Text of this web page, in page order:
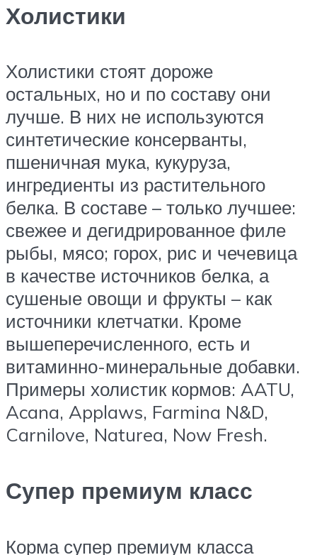
Холистики
Холистики стоят дороже
остальных, но и по составу они
лучше. В них не используются
синтетические консерванты,
пшеничная мука, кукуруза,
ингредиенты из растительного
белка. В составе – только лучшее:
свежее и дегидрированное филе
рыбы, мясо; горох, рис и чечевица
в качестве источников белка, а
сушеные овощи и фрукты – как
источники клетчатки. Кроме
вышеперечисленного, есть и
витаминно-минеральные добавки.
Примеры холистик кормов: AATU,
Acana, Applaws, Farmina N&D,
Carnilove, Naturea, Now Fresh.
Супер премиум класс
Корма супер премиум класса